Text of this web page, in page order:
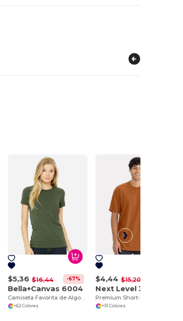
$5,36 $16,44 -67%
Bella+Canvas 6004
Camiseta Favorita de Algodón Premium para Mujer
+62 Colores
$4,44 $15,20
Next Level 3600
Premium Short-Sleeve Crew
+51 Colores